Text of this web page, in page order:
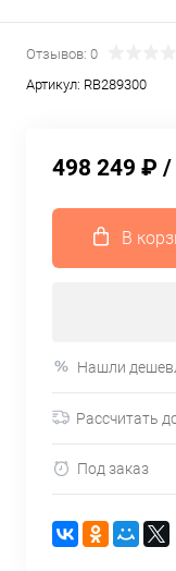
Отзывов: 0
Артикул: RB289300
498 249 ₽ /
В
Нашли
Рассчитать
Под заказ